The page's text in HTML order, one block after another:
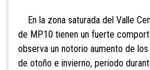
En la zona saturada del Valle
de MP10 tienen un fuerte
observa un notorio aumento de
de otoño e invierno, periodo